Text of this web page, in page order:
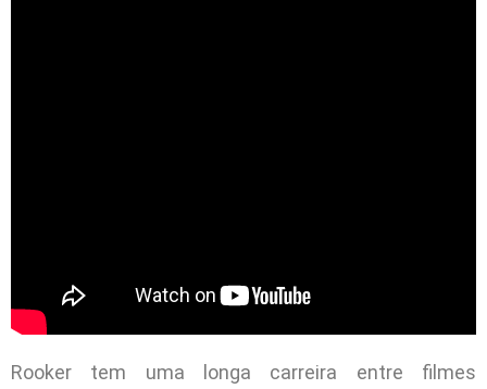
Rooker tem uma longa carreira entre filmes